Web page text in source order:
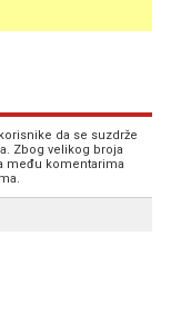
da se suzdrže
Zbog velikog broja
među komentarima